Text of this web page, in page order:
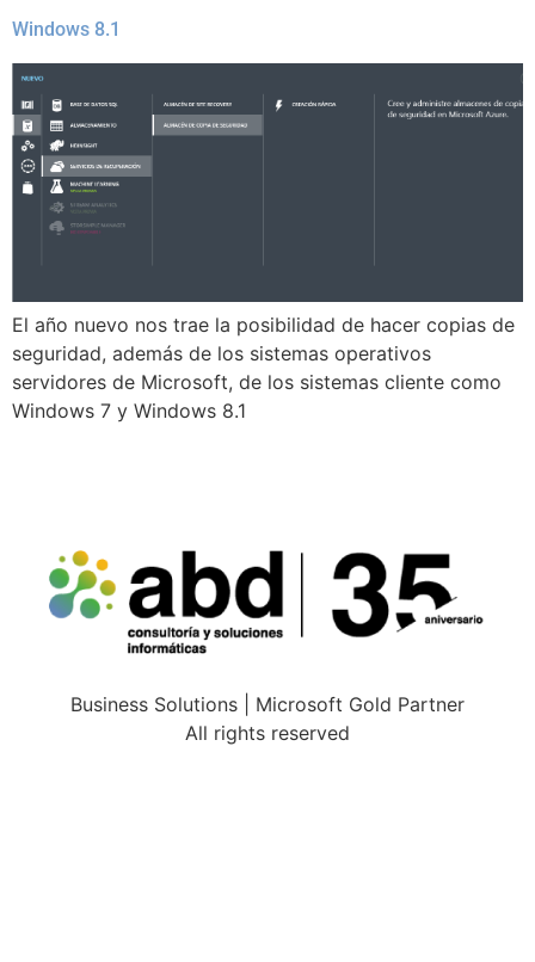
Windows 8.1
El año nuevo nos trae la posibilidad de hacer copias de
seguridad, además de los sistemas operativos
servidores de Microsoft, de los sistemas cliente como
Windows 7 y Windows 8.1
Business Solutions | Microsoft Gold Partner
All rights reserved